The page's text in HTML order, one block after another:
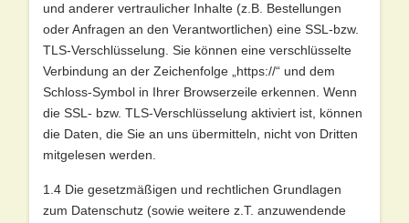
und anderer vertraulicher Inhalte (z.B. Bestellungen
oder Anfragen an den Verantwortlichen) eine SSL-bzw.
TLS-Verschlüsselung. Sie können eine verschlüsselte
Verbindung an der Zeichenfolge „https://“ und dem
Schloss-Symbol in Ihrer Browserzeile erkennen. Wenn
die SSL- bzw. TLS-Verschlüsselung aktiviert ist, können
die Daten, die Sie an uns übermitteln, nicht von Dritten
mitgelesen werden.
1.4 Die gesetzmäßigen und rechtlichen Grundlagen
zum Datenschutz (sowie weitere z.T. anzuwendende